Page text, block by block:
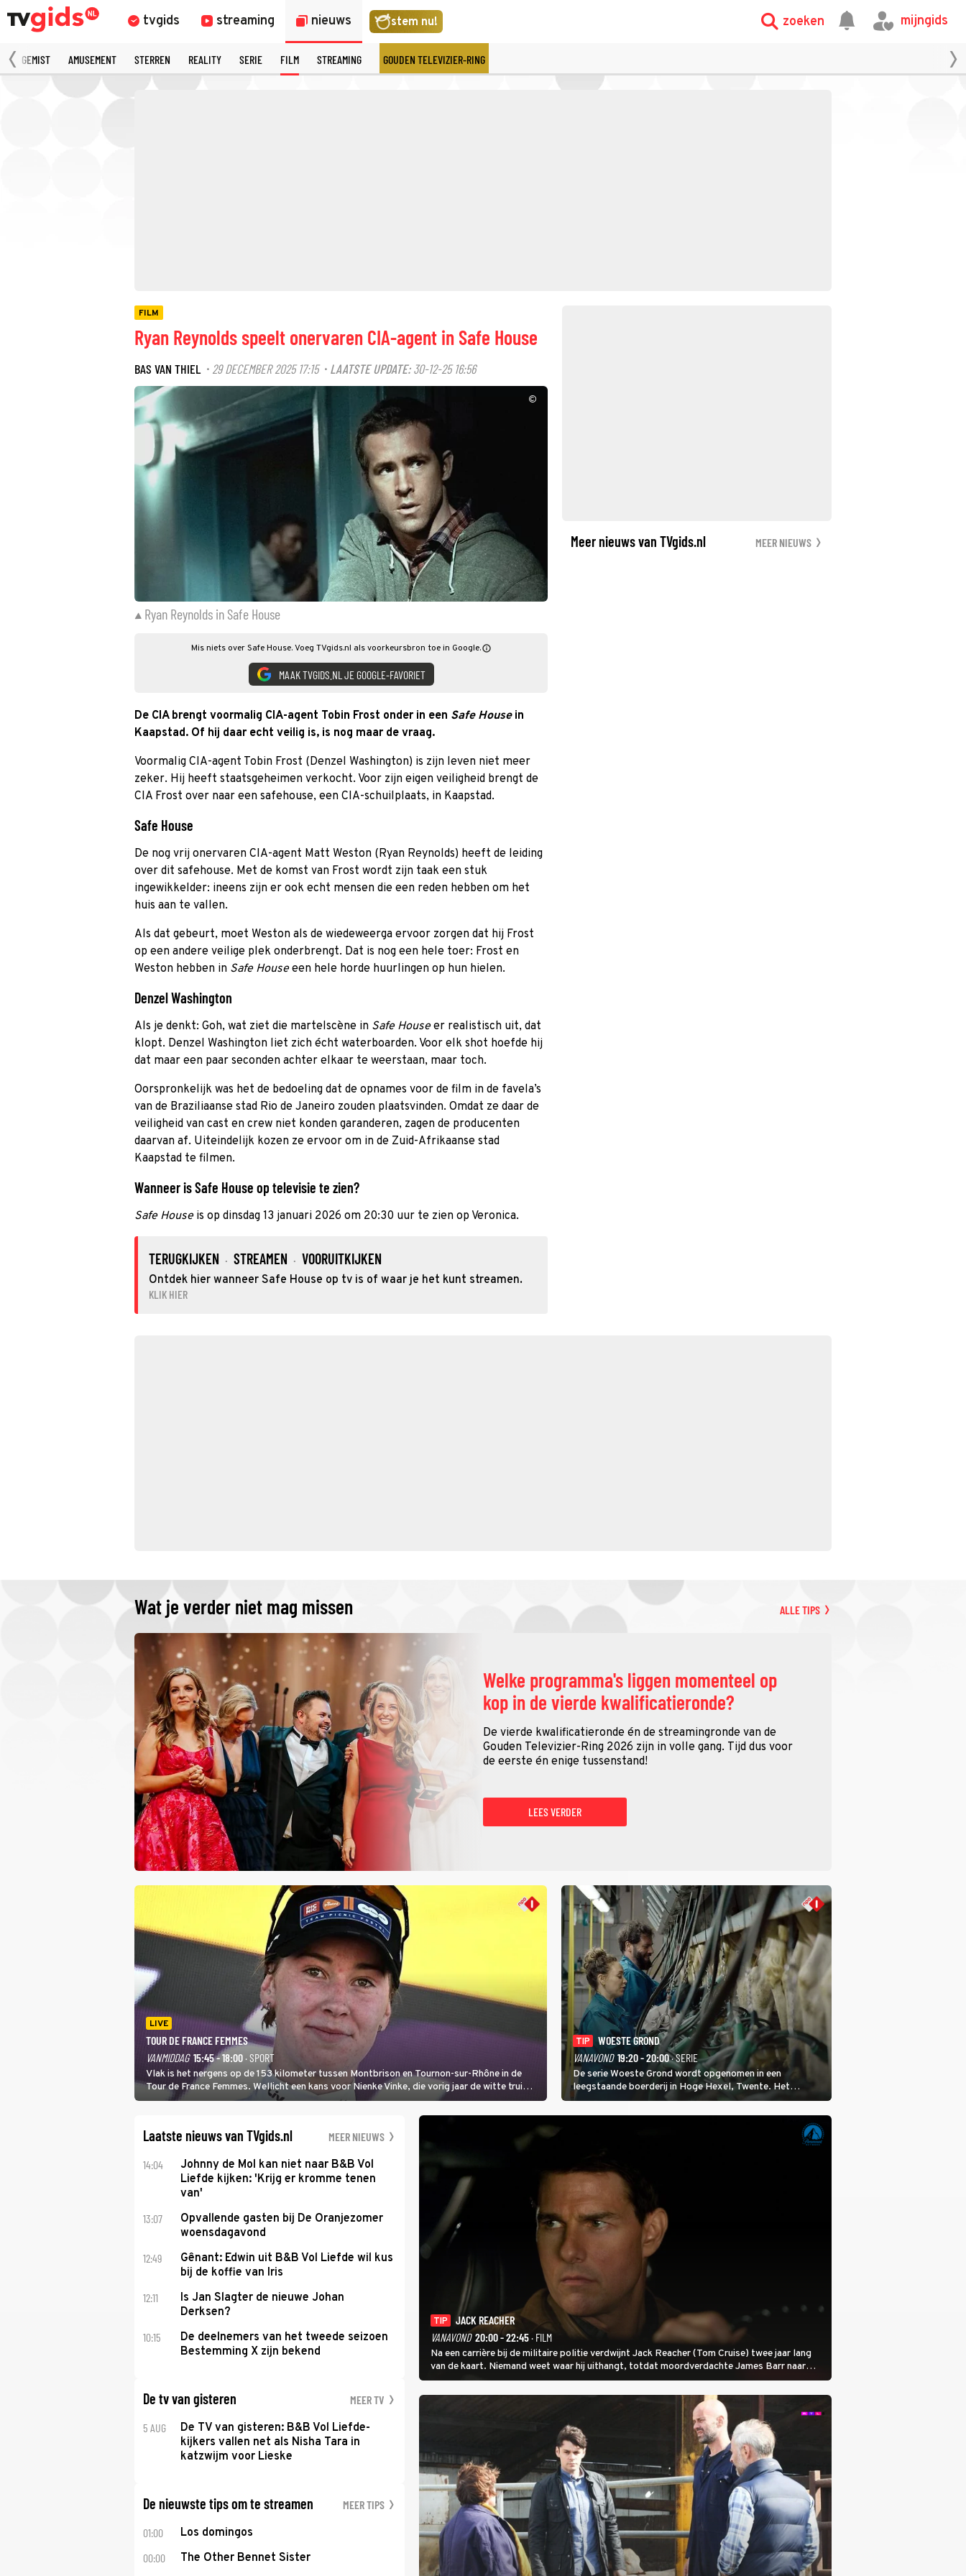
tvgids streaming nieuws stem nu! zoeken mijngids
GEMIST AMUSEMENT STERREN REALITY SERIE FILM STREAMING GOUDEN TELEVIZIER-RING
FILM
Ryan Reynolds speelt onervaren CIA-agent in Safe House
BAS VAN THIEL· 29 DECEMBER 2025 17:15· LAATSTE UPDATE: 30-12-25 16:56
©
Ryan Reynolds in Safe House
Mis niets over Safe House. Voeg TVgids.nl als voorkeursbron toe in Google.
MAAK TVGIDS.NL JE GOOGLE-FAVORIET
De CIA brengt voormalig CIA-agent Tobin Frost onder in een Safe House in
Kaapstad. Of hij daar echt veilig is, is nog maar de vraag.
Voormalig CIA-agent Tobin Frost (Denzel Washington) is zijn leven niet meer
zeker. Hij heeft staatsgeheimen verkocht. Voor zijn eigen veiligheid brengt de
CIA Frost over naar een safehouse, een CIA-schuilplaats, in Kaapstad.
Safe House
De nog vrij onervaren CIA-agent Matt Weston (Ryan Reynolds) heeft de leiding
over dit safehouse. Met de komst van Frost wordt zijn taak een stuk
ingewikkelder: ineens zijn er ook echt mensen die een reden hebben om het
huis aan te vallen.
Als dat gebeurt, moet Weston als de wiedeweerga ervoor zorgen dat hij Frost
op een andere veilige plek onderbrengt. Dat is nog een hele toer: Frost en
Weston hebben in Safe Houseeen hele horde huurlingen op hun hielen.
Denzel Washington
Als je denkt: Goh, wat ziet die martelscène in Safe Houseer realistisch uit, dat
klopt. Denzel Washington liet zich écht waterboarden. Voor elk shot hoefde hij
dat maar een paar seconden achter elkaar te weerstaan, maar toch.
Oorspronkelijk was het de bedoeling dat de opnames voor de film in de favela’s
van de Braziliaanse stad Rio de Janeiro zouden plaatsvinden. Omdat ze daar de
veiligheid van cast en crew niet konden garanderen, zagen de producenten
daarvan af. Uiteindelijk kozen ze ervoor om in de Zuid-Afrikaanse stad
Kaapstad te filmen.
Wanneer is Safe House op televisie te zien?
Safe Houseis op dinsdag 13 januari 2026 om 20:30 uur te zien op Veronica.
TERUGKIJKEN · STREAMEN · VOORUITKIJKEN
Ontdek hier wanneer Safe House op tv is of waar je het kunt streamen.
KLIK HIER
Meer nieuws van TVgids.nl MEER NIEUWS
Wat je verder niet mag missen ALLE TIPS
Welke programma's liggen momenteel op
kop in de vierde kwalificatieronde?
De vierde kwalificatieronde én de streamingronde van de
Gouden Televizier-Ring 2026 zijn in volle gang. Tijd dus voor
de eerste én enige tussenstand!
LEES VERDER
LIVE
TOUR DE FRANCE FEMMES
VANMIDDAG 15:45 - 18:00 · SPORT
Vlak is het nergens op de 153 kilometer tussen Montbrison en Tournon-sur-Rhône in de
Tour de France Femmes. Wellicht een kans voor Nienke Vinke, die vorig jaar de witte trui
won.
TIP
WOESTE GROND
VANAVOND 19:20 - 20:00· SERIE
De serie Woeste Grond wordt opgenomen in een
leegstaande boerderij in Hoge Hexel, Twente. Het
melkveebedrijf met 160 koeien moest sluiten, omdat het
dicht bij een Natura 2000-gebied ligt. In de serie heerst er
Laatste nieuws van TVgids.nl MEER NIEUWS
14:04
Johnny de Mol kan niet naar B&B Vol
Liefde kijken: 'Krijg er kromme tenen
van'
13:07
Opvallende gasten bij De Oranjezomer
woensdagavond
12:49
Gênant: Edwin uit B&B Vol Liefde wil kus
bij de koffie van Iris
12:11
Is Jan Slagter de nieuwe Johan
Derksen?
10:15
De deelnemers van het tweede seizoen
Bestemming X zijn bekend
De tv van gisteren MEER TV
5 AUG
De TV van gisteren: B&B Vol Liefde-
kijkers vallen net als Nisha Tara in
katzwijm voor Lieske
De nieuwste tips om te streamen MEER TIPS
01:00 Los domingos
00:00 The Other Bennet Sister
TIP
JACK REACHER
VANAVOND 20:00 - 22:45· FILM
Na een carrière bij de militaire politie verdwijnt Jack Reacher (Tom Cruise) twee jaar lang
van de kaart. Niemand weet waar hij uithangt, totdat moordverdachte James Barr naar
hem vraagt.